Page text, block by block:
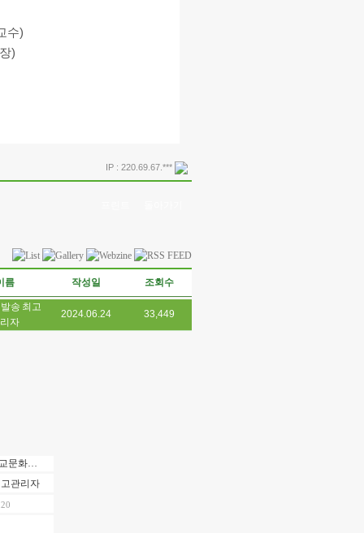
수)
)
IP : 220.69.67.***
름 작성일 조회수
최고
자
2024.06.24 33,449
관리자